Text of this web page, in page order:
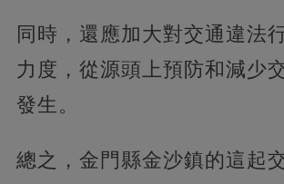
同時，還應加大對交通違法
力度，從源頭上預防和減少
發生。
總之，金門縣金沙鎮的這起